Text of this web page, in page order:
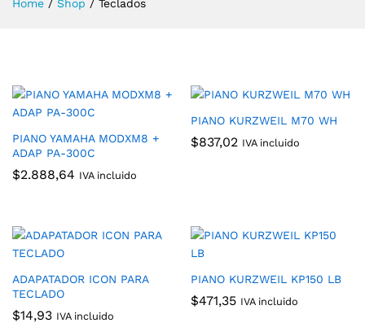
Home / Shop / Teclados
PIANO YAMAHA MODXM8 +
ADAP PA-300C
$2.888,64 IVA incluido
PIANO KURZWEIL M70 WH
$837,02 IVA incluido
ADAPATADOR ICON PARA
TECLADO
$14,93 IVA incluido
PIANO KURZWEIL KP150 LB
$471,35 IVA incluido